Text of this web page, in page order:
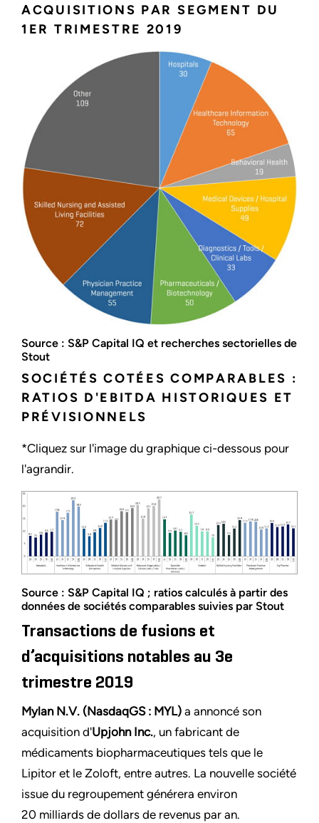
ACQUISITIONS PAR SEGMENT DU
1ER TRIMESTRE 2019
Source : S&P Capital IQ et recherches sectorielles de
Stout
SOCIÉTÉS COTÉES COMPARABLES :
RATIOS D'EBITDA HISTORIQUES ET
PRÉVISIONNELS
*Cliquez sur l'image du graphique ci-dessous pour
l'agrandir.
Source : S&P Capital IQ ; ratios calculés à partir des
données de sociétés comparables suivies par Stout
Transactions de fusions et
d’acquisitions notables au 3e
trimestre 2019
Mylan N.V. (NasdaqGS : MYL) a annoncé son
acquisition d'Upjohn Inc., un fabricant de
médicaments biopharmaceutiques tels que le
Lipitor et le Zoloft, entre autres. La nouvelle société
issue du regroupement générera environ
20 milliards de dollars de revenus par an.